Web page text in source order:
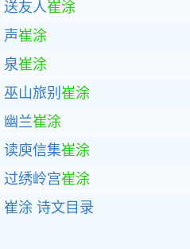
送友人崔涂
声崔涂
泉崔涂
巫山旅别 崔涂
幽兰崔涂
读庾信集崔涂
过绣岭宫崔涂
崔涂 诗文目录